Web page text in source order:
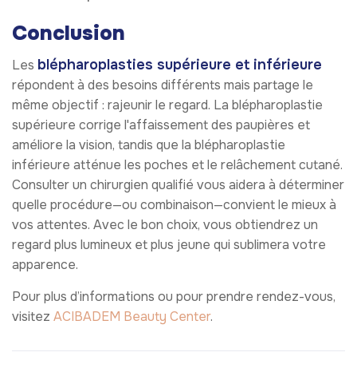
Conclusion
Les blépharoplasties supérieure et inférieure
répondent à des besoins différents mais partage le
même objectif : rajeunir le regard. La blépharoplastie
supérieure corrige l'affaissement des paupières et
améliore la vision, tandis que la blépharoplastie
inférieure atténue les poches et le relâchement cutané.
Consulter un chirurgien qualifié vous aidera à déterminer
quelle procédure—ou combinaison—convient le mieux à
vos attentes. Avec le bon choix, vous obtiendrez un
regard plus lumineux et plus jeune qui sublimera votre
apparence.
Pour plus d’informations ou pour prendre rendez-vous,
visitez ACIBADEM Beauty Center.